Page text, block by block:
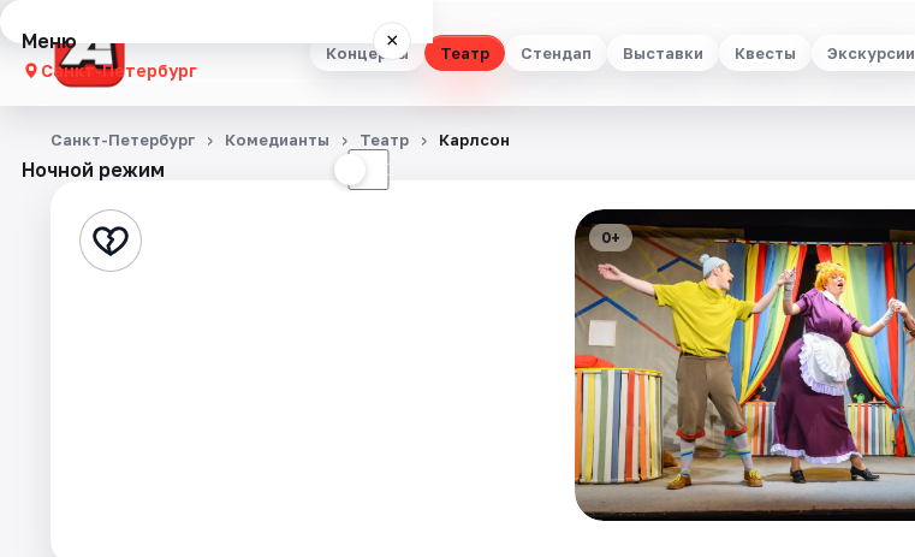
Концерты Театр Стендап Выставки Квесты Экскурсии
Меню ×
Санкт-Петербург
Концерты
Стендап
Ночной режим ☾
Санкт-Петербург Комедианты Театр Карлсон
0+